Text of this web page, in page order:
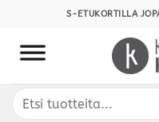
content
S-ETUKORTILLA
Etsi: